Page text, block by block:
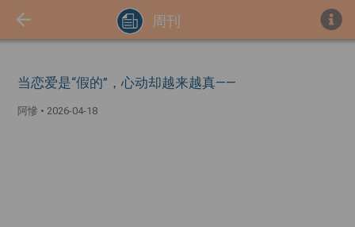
周刊
当恋爱是“假的”，心动却越来越真——
阿慘 • 2026-04-18